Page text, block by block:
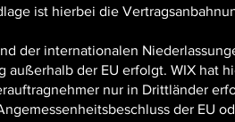
ist hierbei die
der internationalen
außerhalb der EU erfolgt. WIX hat
nur in Drittländer
der EU